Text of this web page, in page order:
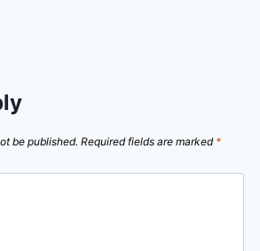
be published. Required fields are marked *